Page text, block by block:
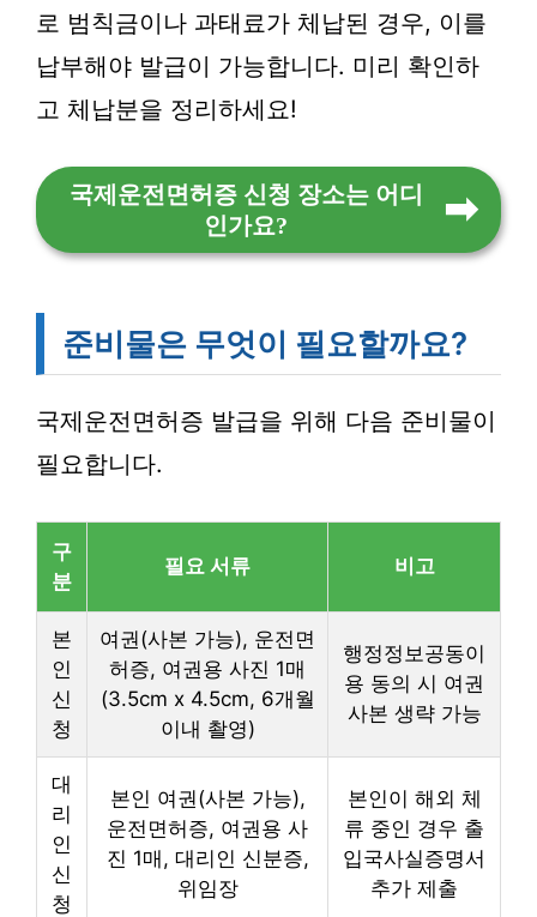
로 범칙금이나 과태료가 체납된 경우, 이를
납부해야 발급이 가능합니다. 미리 확인하
고 체납분을 정리하세요!
국제운전면허증 신청 장소는 어디
인가요?
준비물은 무엇이 필요할까요?
국제운전면허증 발급을 위해 다음 준비물이
필요합니다.
구
분
필요 서류 비고
본
인
신
청
여권(사본 가능), 운전면
허증, 여권용 사진 1매
(3.5cm x 4.5cm, 6개월
이내 촬영)
행정정보공동이
용 동의 시 여권
사본 생략 가능
대
리
인
신
청
본인 여권(사본 가능),
운전면허증, 여권용 사
진 1매, 대리인 신분증,
위임장
본인이 해외 체
류 중인 경우 출
입국사실증명서
추가 제출